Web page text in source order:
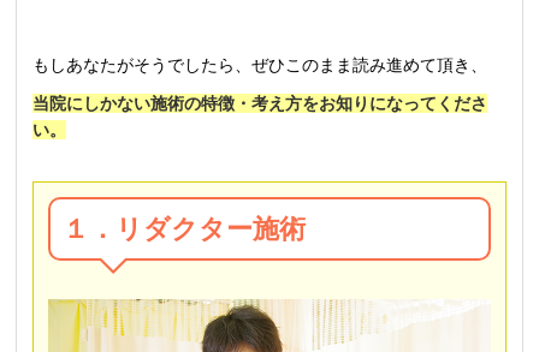
もしあなたがそうでしたら、ぜひこのまま読み進めて頂き、
当院にしかない施術の特徴・考え方をお知りになってくださ
い。
１．リダクター施術